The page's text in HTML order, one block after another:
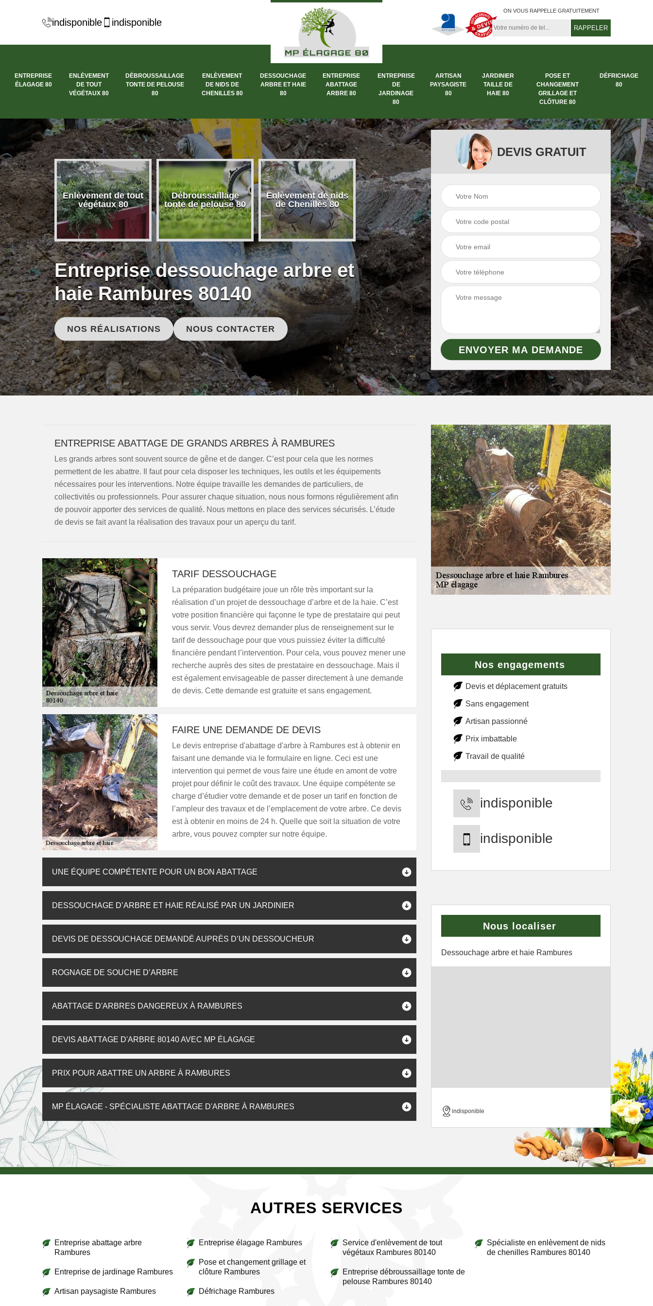
indisponible indisponible
ON VOUS RAPPELLE GRATUITEMENT
ENTREPRISE
ÉLAGAGE 80
ENLÈVEMENT
DE TOUT
VÉGÉTAUX 80
DÉBROUSSAILLAGE
TONTE DE PELOUSE
80
ENLÈVEMENT
DE NIDS DE
CHENILLES 80
DESSOUCHAGE
ARBRE ET HAIE
80
ENTREPRISE
ABATTAGE
ARBRE 80
ENTREPRISE
DE
JARDINAGE
80
ARTISAN
PAYSAGISTE
80
JARDINIER
TAILLE DE
HAIE 80
POSE ET
CHANGEMENT
GRILLAGE ET
CLÔTURE 80
DÉFRICHAGE
80
élagage
Enlèvement de tout
végétaux 80
Débroussaillage
tonte de pelouse 80
Enlèvement de nids
de Chenilles 80
Dessouchage arbre
et haie 80
Entreprise abattage
Entreprise de
jardinage 80
Entreprise dessouchage arbre et
haie Rambures 80140
NOS RÉALISATIONS NOUS CONTACTER
DEVIS GRATUIT
ENTREPRISE ABATTAGE DE GRANDS ARBRES À RAMBURES
Les grands arbres sont souvent source de gêne et de danger. C’est pour cela que les normes
permettent de les abattre. Il faut pour cela disposer les techniques, les outils et les équipements
nécessaires pour les interventions. Notre équipe travaille les demandes de particuliers, de
collectivités ou professionnels. Pour assurer chaque situation, nous nous formons régulièrement afin
de pouvoir apporter des services de qualité. Nous mettons en place des services sécurisés. L’étude
de devis se fait avant la réalisation des travaux pour un aperçu du tarif.
TARIF DESSOUCHAGE
La préparation budgétaire joue un rôle très important sur la
réalisation d’un projet de dessouchage d’arbre et de la haie. C’est
votre position financière qui façonne le type de prestataire qui peut
vous servir. Vous devrez demander plus de renseignement sur le
tarif de dessouchage pour que vous puissiez éviter la difficulté
financière pendant l’intervention. Pour cela, vous pouvez mener une
recherche auprès des sites de prestataire en dessouchage. Mais il
est également envisageable de passer directement à une demande
de devis. Cette demande est gratuite et sans engagement.
FAIRE UNE DEMANDE DE DEVIS
Le devis entreprise d'abattage d'arbre à Rambures est à obtenir en
faisant une demande via le formulaire en ligne. Ceci est une
intervention qui permet de vous faire une étude en amont de votre
projet pour définir le coût des travaux. Une équipe compétente se
charge d’étudier votre demande et de poser un tarif en fonction de
l’ampleur des travaux et de l’emplacement de votre arbre. Ce devis
est à obtenir en moins de 24 h. Quelle que soit la situation de votre
arbre, vous pouvez compter sur notre équipe.
UNE ÉQUIPE COMPÉTENTE POUR UN BON ABATTAGE
DESSOUCHAGE D’ARBRE ET HAIE RÉALISÉ PAR UN JARDINIER
DEVIS DE DESSOUCHAGE DEMANDÉ AUPRÈS D’UN DESSOUCHEUR
ROGNAGE DE SOUCHE D’ARBRE
ABATTAGE D'ARBRES DANGEREUX À RAMBURES
DEVIS ABATTAGE D'ARBRE 80140 AVEC MP ÉLAGAGE
PRIX POUR ABATTRE UN ARBRE À RAMBURES
MP ÉLAGAGE - SPÉCIALISTE ABATTAGE D'ARBRE À RAMBURES
Nos engagements
Devis et déplacement gratuits
Sans engagement
Artisan passionné
Prix imbattable
Travail de qualité
indisponible
indisponible
Nous localiser
Dessouchage arbre et haie Rambures
indisponible
AUTRES SERVICES
Entreprise abattage arbre
Rambures
Entreprise de jardinage Rambures
Artisan paysagiste Rambures
Entreprise élagage Rambures
Pose et changement grillage et
clôture Rambures
Défrichage Rambures
Service d'enlèvement de tout
végétaux Rambures 80140
Entreprise débroussaillage tonte de
pelouse Rambures 80140
Spécialiste en enlèvement de nids
de chenilles Rambures 80140